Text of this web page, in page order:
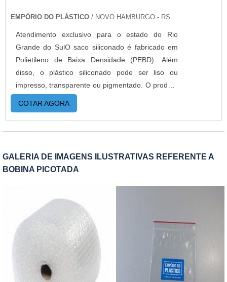
EMPÓRIO DO PLÁSTICO / NOVO HAMBURGO - RS
Atendimento exclusivo para o estado do Rio
Grande do SulO saco siliconado é fabricado em
Polietileno de Baixa Densidade (PEBD). Além
disso, o plástico siliconado pode ser liso ou
impresso, transparente ou pigmentado. O produto
é confeccionado em diversos tamanhos, cortes,
soldas e formatos. MAIS INFORMAÇÕES
RELEVANTES SOBRE O PRODUTOO saco de
rasgo e ruptura. Além disso, o plástico siliconado
possui diversas vantagens e, geralmente, é
largamente utilizado para: Embalar peças;
Embalar medicamentos; Embalar alimentos;
Embalar madeiras, tecidos, entre outros.A
empresa oferece este produto em diversas
medidas, inclusive personalizadas, de acordo com
as necessidades de cada cliente. Além disso,
fabrica em todas as variações, garantindo, assim,
as melhores condições de plástico siliconado. O
COTAR AGORA
GALERIA DE IMAGENS ILUSTRATIVAS REFERENTE A
BOBINA PICOTADA